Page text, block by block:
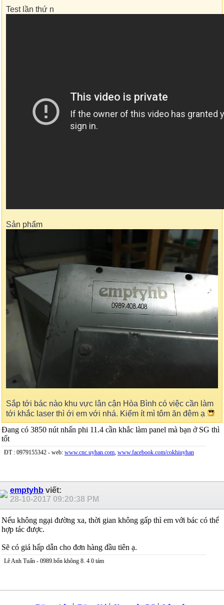
Test lần thứ n
Sản phẩm
Sắp tới bác nào khu vực lân cận Hòa Bình có việc cần làm
tới khắc laser thì ới em với nhá. Kiếm ít mì tôm ăn đêm ạ
Đang có 3850 nút nhấn phi 11.4 cần khắc làm panel mà bạn ở SG thì
tốt
ĐT : 0979155342 - web: www.cnc.uyhan.com www.facebook.com/cokhiuyhan
emptyhb viết:
28-10-2017 09:20:38 PM
Nếu không ngại đường xa, thời gian không gấp thì em với bác có thể
hợp tác được.
Sẽ có giá hấp dẫn cho đơn hàng đầu tiên ạ.
Lê Anh Tuấn - 0989.bốn không 8. 4 0 tám